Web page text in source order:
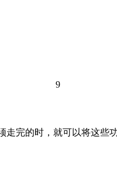
9
完的时，就可以将这些